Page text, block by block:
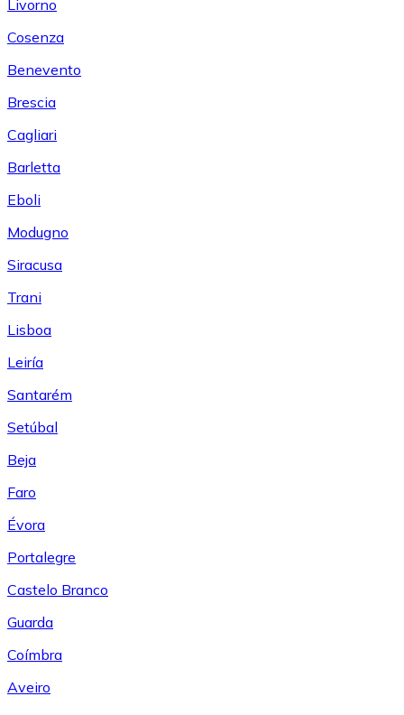
Livorno
Cosenza
Benevento
Brescia
Cagliari
Barletta
Eboli
Modugno
Siracusa
Trani
Lisboa
Leiría
Santarém
Setúbal
Beja
Faro
Évora
Portalegre
Castelo Branco
Guarda
Coímbra
Aveiro